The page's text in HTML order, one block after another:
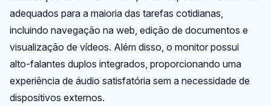
adequados para a maioria das tarefas cotidianas,
incluindo navegação na web, edição de documentos e
visualização de vídeos. Além disso, o monitor possui
alto-falantes duplos integrados, proporcionando uma
experiência de áudio satisfatória sem a necessidade de
dispositivos externos.